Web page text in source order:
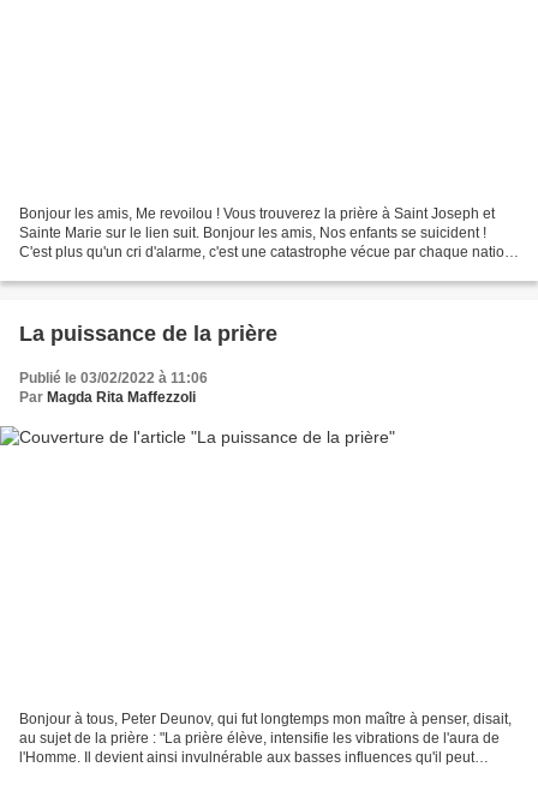
Bonjour les amis, Me revoilou ! Vous trouverez la prière à Saint Joseph et
Sainte Marie sur le lien suit. Bonjour les amis, Nos enfants se suicident !
C'est plus qu'un cri d'alarme, c'est une catastrophe vécue par chaque nation
La puissance de la prière
Publié le 03/02/2022 à 11:06
Par Magda Rita Maffezzoli
Bonjour à tous, Peter Deunov, qui fut longtemps mon maître à penser, disait,
au sujet de la prière : "La prière élève, intensifie les vibrations de l'aura de
l'Homme. Il devient ainsi invulnérable aux basses influences qu'il peut